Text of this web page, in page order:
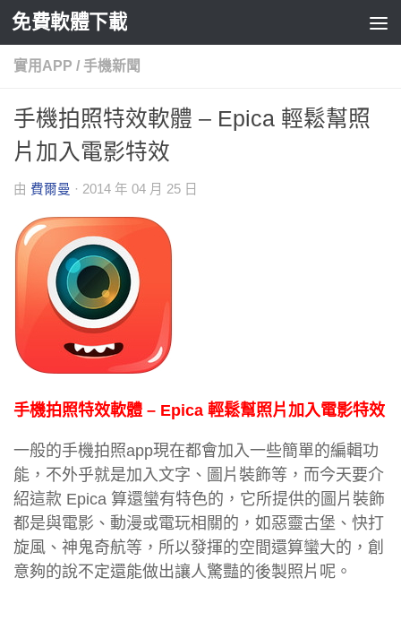
Skip to content
免費軟體下載
實用APP / 手機新聞
手機拍照特效軟體 – Epica 輕鬆幫照
片加入電影特效
由 費爾曼 · 2014 年 04 月 25 日
手機拍照特效軟體 – Epica 輕鬆幫照片加入電影特效
一般的手機拍照app現在都會加入一些簡單的編輯功
能，不外乎就是加入文字、圖片裝飾等，而今天要介
紹這款 Epica 算還蠻有特色的，它所提供的圖片裝飾
都是與電影、動漫或電玩相關的，如惡靈古堡、快打
旋風、神鬼奇航等，所以發揮的空間還算蠻大的，創
意夠的說不定還能做出讓人驚豔的後製照片呢。